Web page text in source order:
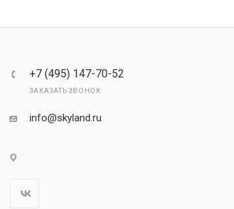
+7 (495) 147-70-52
ЗАКАЗАТЬ ЗВОНОК
info@skyland.ru